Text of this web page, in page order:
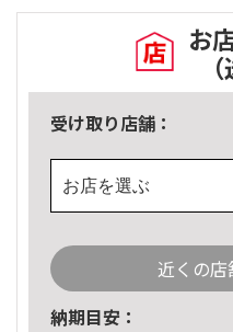
お
受け取り店舗：
お店を選ぶ
近くの店
納期目安：